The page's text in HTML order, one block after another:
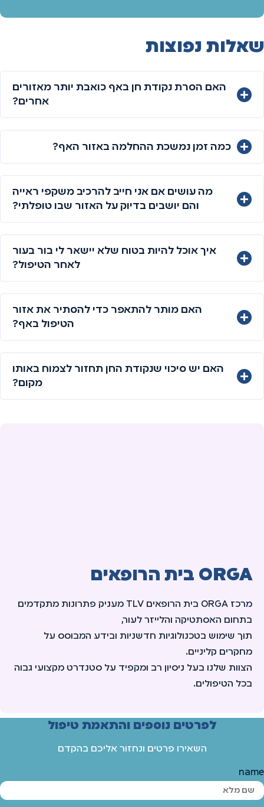
שאלות נפוצות
האם הסרת נקודת חן באף כואבת יותר מאזורים
אחרים?
כמה זמן נמשכת ההחלמה באזור האף?
מה עושים אם אני חייב להרכיב משקפי ראייה
והם יושבים בדיוק על האזור שבו טופלתי?
איך אוכל להיות בטוח שלא יישאר לי בור בעור
לאחר הטיפול?
האם מותר להתאפר כדי להסתיר את אזור
הטיפול באף?
האם יש סיכוי שנקודת החן תחזור לצמוח באותו
מקום?
ORGA בית הרופאים
מרכז ORGA בית הרופאים TLV מעניק פתרונות מתקדמים
בתחום האסתטיקה והלייזר לעור,
תוך שימוש בטכנולוגיות חדשניות ובידע המבוסס על
מחקרים קליניים.
הצוות שלנו בעל ניסיון רב ומקפיד על סטנדרט מקצועי גבוה
בכל הטיפולים.
לפרטים נוספים והתאמת טיפול
השאירו פרטים ונחזור אליכם בהקדם
name